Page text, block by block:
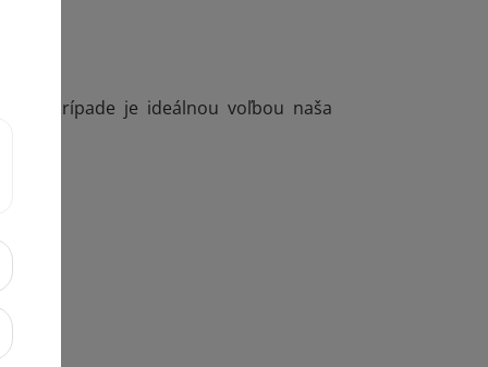
prípade je ideálnou voľbou naša